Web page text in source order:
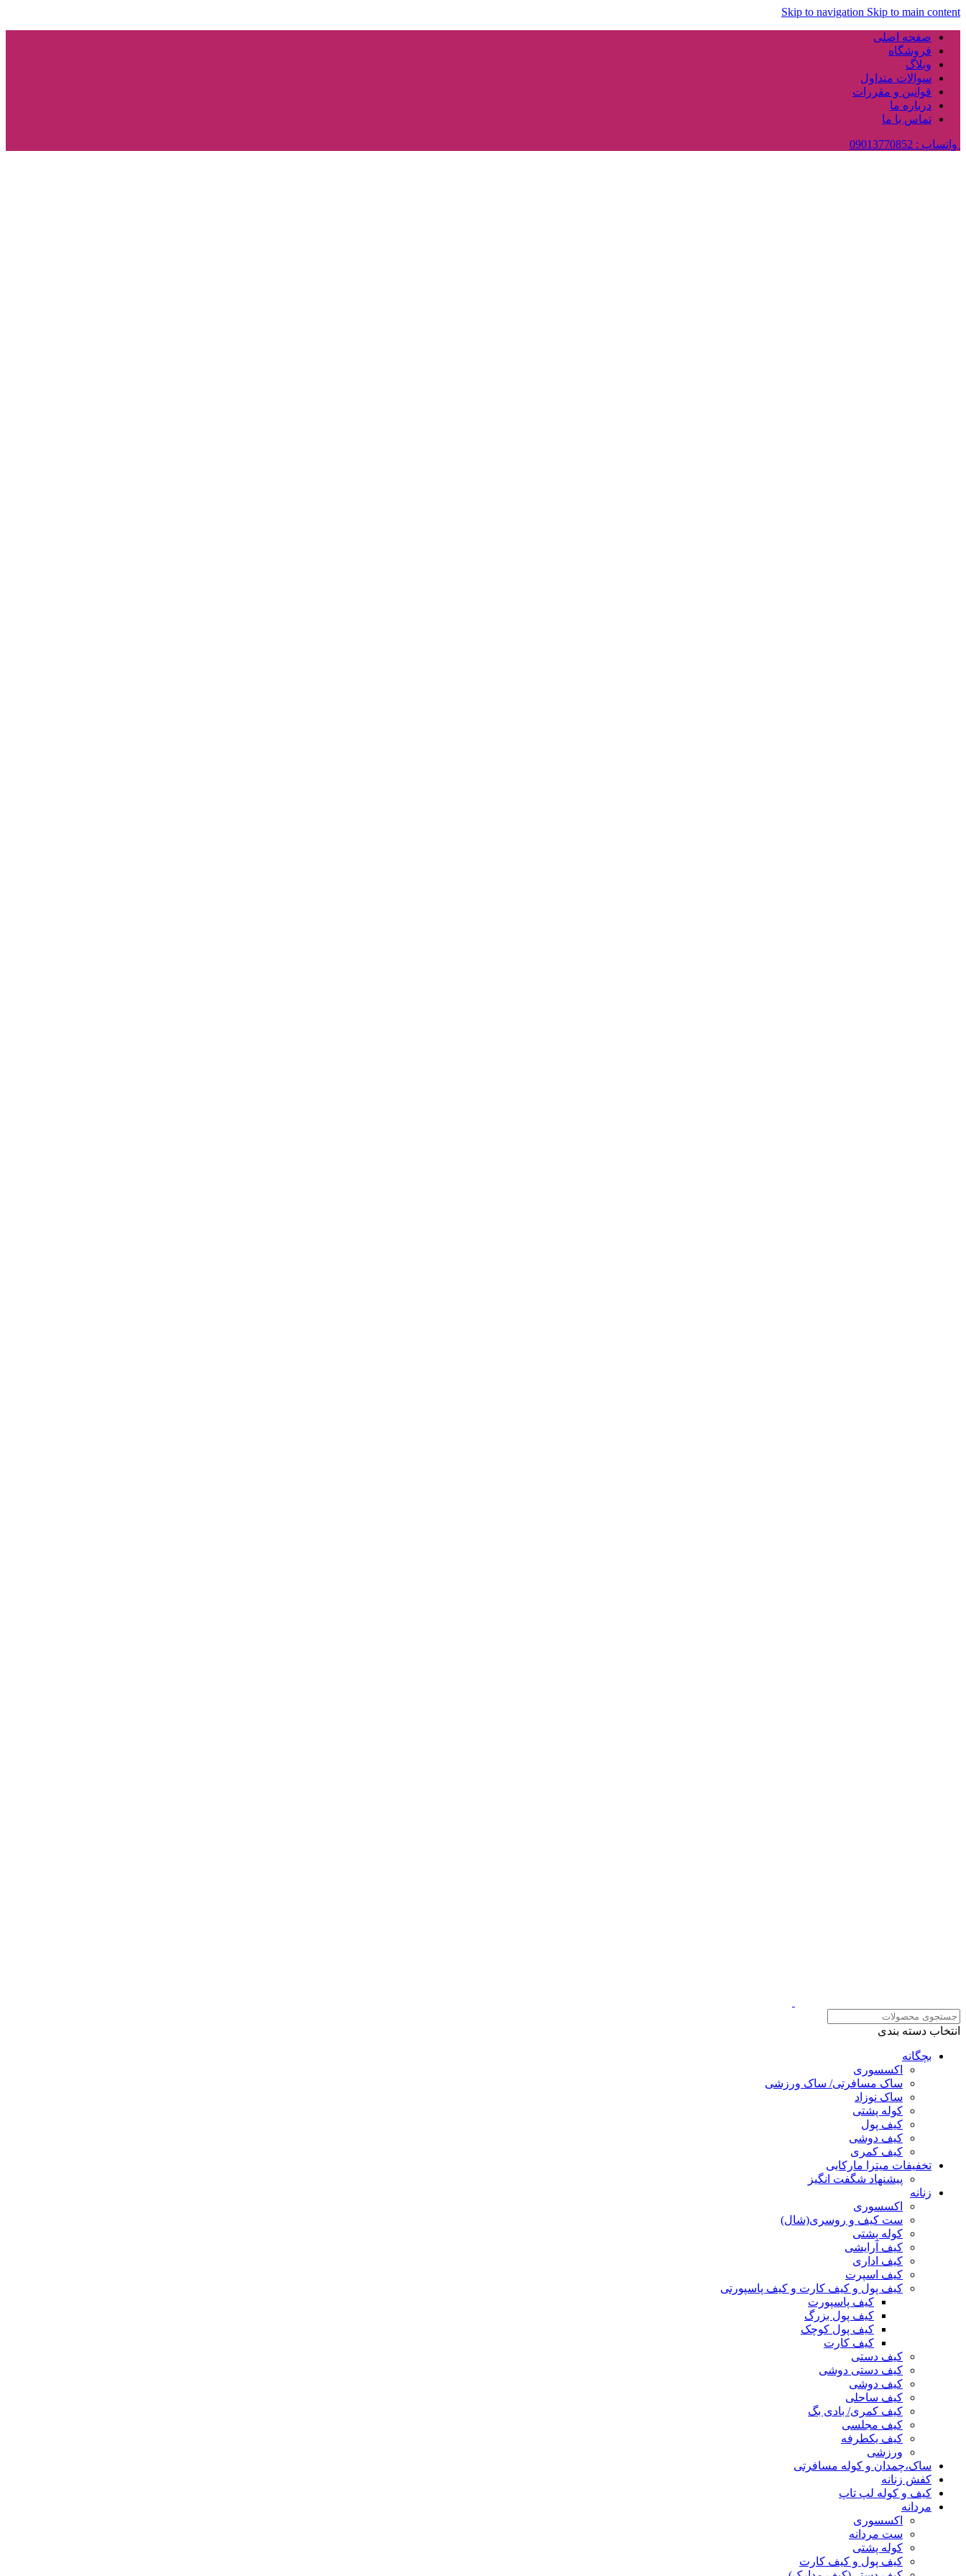
Skip to navigation Skip to main content
صفحه اصلی
فروشگاه
وبلاگ
سوالات متداول
قوانین و مقررات
درباره ما
تماس با ما
واتساپ : 09013770852
انتخاب دسته بندی
بچگانه
اکسسوری
ساک مسافرتی/ ساک ورزشی
ساک نوزاد
کوله پشتی
کیف پول
کیف دوشی
کیف کمری
تخفیفات میترا مارکایی
پیشنهاد شگفت انگیز
زنانه
اکسسوری
ست کیف و روسری(شال)
کوله پشتی
کیف آرایشی
کیف اداری
کیف اسپرت
کیف پول و کیف کارت و کیف پاسپورتی
کیف پاسپورت
کیف پول بزرگ
کیف پول کوچک
کیف کارت
کیف دستی
کیف دستی دوشی
کیف دوشی
کیف ساحلی
کیف کمری/ بادی بگ
کیف مجلسی
کیف یکطرفه
ورزشی
ساک،چمدان و کوله مسافرتی
کفش زنانه
کیف و کوله لپ تاپ
مردانه
اکسسوری
ست مردانه
کوله پشتی
کیف پول و کیف کارت